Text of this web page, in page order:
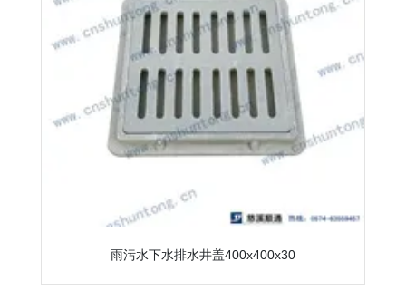
雨污水下水排水井盖400x400x30